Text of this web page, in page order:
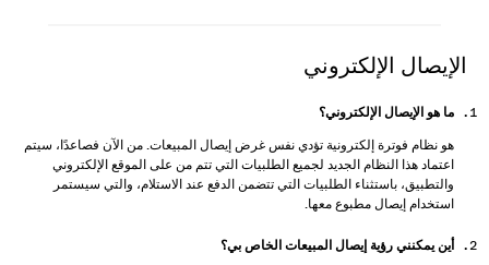
الإيصال الإلكتروني
ما هو الإيصال الإلكتروني؟
هو نظام فوترة إلكترونية تؤدي نفس غرض إيصال المبيعات. من الآن فصاعدًا، سيتم
اعتماد هذا النظام الجديد لجميع الطلبيات التي تتم من على الموقع الإلكتروني
والتطبيق، باستثناء الطلبيات التي تتضمن الدفع عند الاستلام، والتي سيستمر
استخدام إيصال مطبوع معها.
أين يمكنني رؤية إيصال المبيعات الخاص بي؟